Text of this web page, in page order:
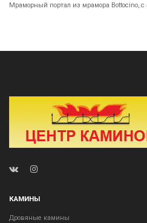
Мраморный портал из мрамора Bottocino,
КАМИНЫ
Дровяные камины